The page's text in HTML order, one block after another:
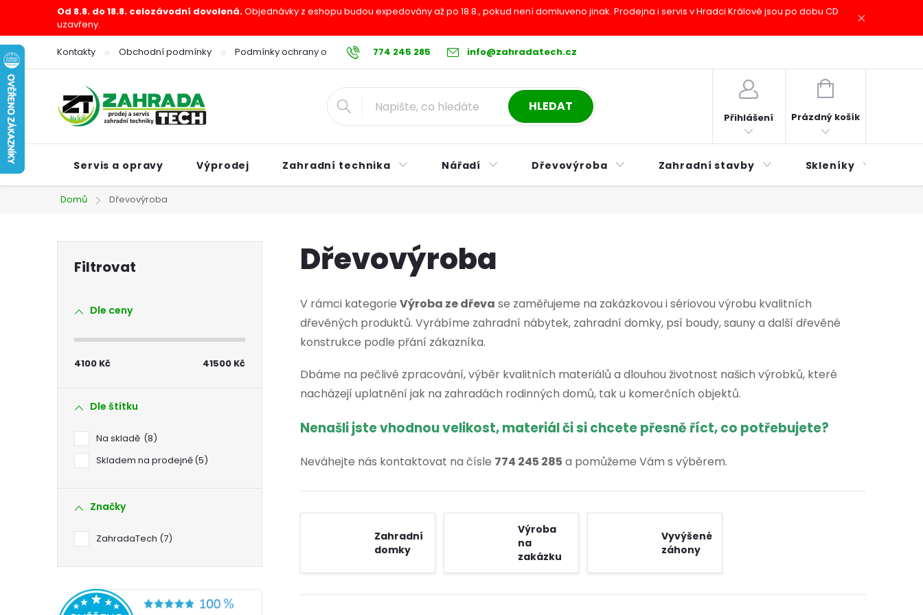
obsah
Od 8.8. do 18.8. celozávodní dovolená.Objednávky z eshopu budou expedovány až po 18.8., pokud není domluveno jinak. Prodejna i servis v Hradci Králové jsou po dobu CD
uzavřeny.
774 245 285 info@zahradatech.cz
Kontakty Obchodní podmínky Podmínky ochrany osobních údajů Reklamační řád Postup při nákupu na splátky ESSOX
HLEDAT
Přihlášení
NÁKUPNÍ
Prázdný košík
Servis a opravy Výprodej Zahradní technika Nářadí Dřevovýroba Zahradní stavby Skleníky
Domů Dřevovýroba
p
a
Dle ceny
4100 Kč 41500 Kč
Dle štítku
Na skladě 8
Skladem na prodejně 5
Značky
ZahradaTech 7
Dřevovýroba
V rámci kategorie Výroba ze dřeva se zaměřujeme na zakázkovou i sériovou výrobu kvalitních
dřevěných produktů. Vyrábíme zahradní nábytek, zahradní domky, psí boudy, sauny a další dřevěné
konstrukce podle přání zákazníka.
Dbáme na pečlivé zpracování, výběr kvalitních materiálů a dlouhou životnost našich výrobků, které
nacházejí uplatnění jak na zahradách rodinných domů, tak u komerčních objektů.
Nenašli jste vhodnou velikost, materiál či si chcete přesně říct, co potřebujete?
Neváhejte nás kontaktovat na čísle 774 245 285 a pomůžeme Vám s výběrem.
Zahradní
domky
Výroba
na
zakázku
Vyvýšené
záhony